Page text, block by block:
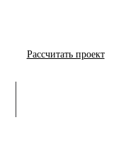
Рассчитать проект